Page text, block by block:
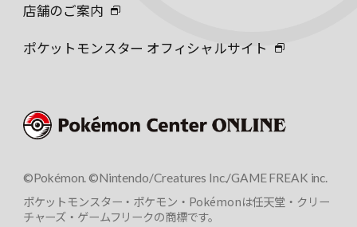
店舗のご案内
ポケットモンスター オフィシャルサイト
©Pokémon. ©Nintendo/Creatures Inc./GAME FREAK inc.
ポケットモンスター・ポケモン・Pokémonは任天堂・クリー
チャーズ・ゲームフリークの商標です。